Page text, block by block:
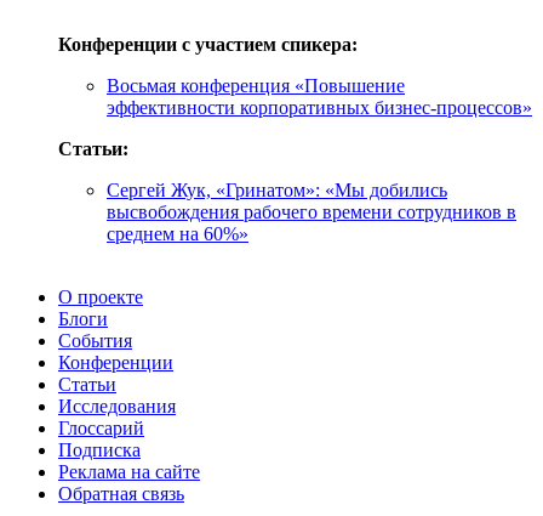
Конференции с участием спикера:
Восьмая конференция «Повышение
эффективности корпоративных бизнес-процессов»
Статьи:
Сергей Жук, «Гринатом»: «Мы добились
высвобождения рабочего времени сотрудников в
среднем на 60%»
О проекте
Блоги
События
Конференции
Статьи
Исследования
Глоссарий
Подписка
Реклама на сайте
Обратная связь